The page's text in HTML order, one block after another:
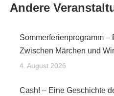
Andere
Sommerferienprogramm –
Zwischen Märchen und
4. August 2026
Cash! – Eine Geschichte